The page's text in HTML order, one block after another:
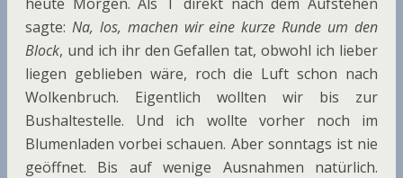
sagte: Na, los, machen wir eine kurze Runde um den
Block, und ich ihr den Gefallen tat, obwohl ich lieber
liegen geblieben wäre, roch die Luft schon nach
Wolkenbruch. Eigentlich wollten wir bis zur
Bushaltestelle. Und ich wollte vorher noch im
Blumenladen vorbei schauen. Aber sonntags ist nie
geöffnet. Bis auf wenige Ausnahmen natürlich.